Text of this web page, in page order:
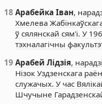
18 Арабейка Іван,
Хмелева
ў сялянскай сям'і. У
тэхналагічны
19 Арабей Лідзія,
Нізок Уздзенскага
служачых. У час
Шчучыне